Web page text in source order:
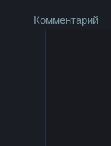
Комментарий